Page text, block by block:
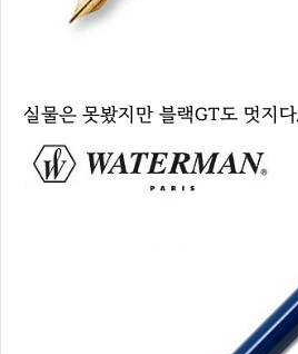
실물은 못봤지만 블랙GT도 멋지다.